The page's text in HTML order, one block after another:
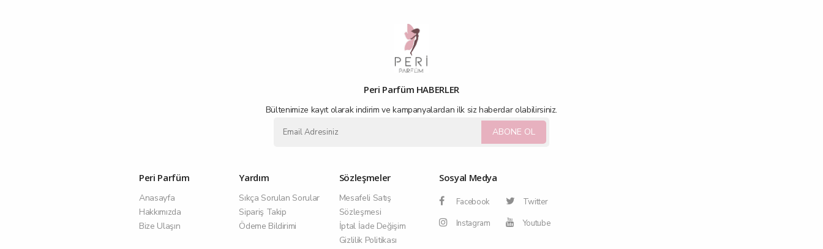
Peri Parfüm HABERLER
Bültenimize kayıt olarak indirim ve kampanyalardan ilk siz haberdar olabilirsiniz.
ABONE OL
Peri Parfüm
Anasayfa
Hakkımızda
Bize Ulaşın
Yardım
Sıkça Sorulan Sorular
Sipariş Takip
Ödeme Bildirimi
Sözleşmeler
Mesafeli Satış
Sözleşmesi
İptal İade Değişim
Gizlilik Politikası
Sosyal Medya
Facebook
Twitter
Instagram
Youtube